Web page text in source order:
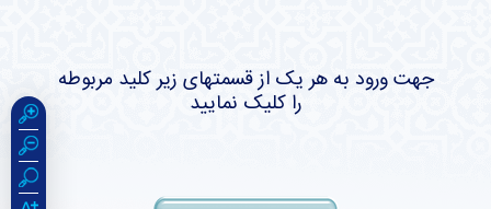
جهت ورود به هر یک از قسمتهای زیر کلید مربوطه
را کلیک نمایید